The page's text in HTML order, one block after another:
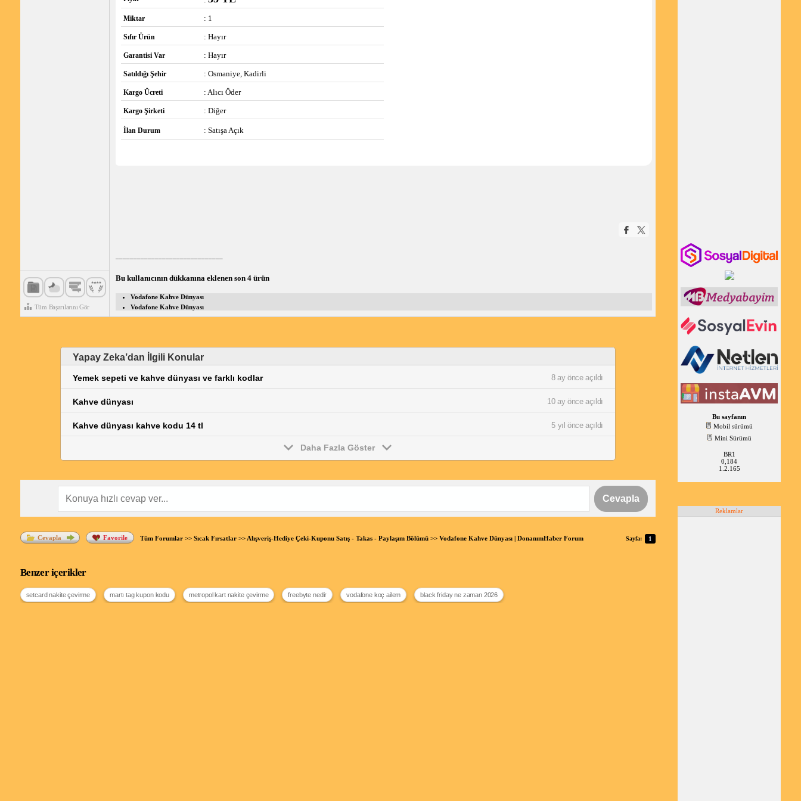
Tüm Başarılarını Gör
Miktar : 1
Sıfır Ürün : Hayır
Garantisi Var : Hayır
Satıldığı Şehir : Osmaniye, Kadirli
Kargo Ücreti : Alıcı Öder
Kargo Şirketi : Diğer
İlan Durum : Satışa Açık
Bu kullanıcının dükkanına eklenen son 4 ürün
Vodafone Kahve Dünyası
Vodafone Kahve Dünyası
Yapay Zeka’dan İlgili Konular
Yemek sepeti ve kahve dünyası ve farklı kodlar 8 ay önce açıldı
Kahve dünyası 10 ay önce açıldı
Kahve dünyası kahve kodu 14 tl 5 yıl önce açıldı
Daha Fazla Göster
Cevapla
Sayfa: 1
Cevapla Favorile Tüm Forumlar>> Sıcak Fırsatlar>> Alışveriş-Hediye Çeki-Kuponu Satış - Takas - Paylaşım Bölümü>> Vodafone Kahve Dünyası | DonanımHaber Forum
Benzer içerikler
setcard nakite çevirme martı tag kupon kodu metropol kart nakite çevirme freebyte nedir vodafone koç ailem black friday ne zaman 2026
Bu sayfanın
Mobil sürümü
Mini Sürümü
BR1
0,184
1.2.165
Reklamlar